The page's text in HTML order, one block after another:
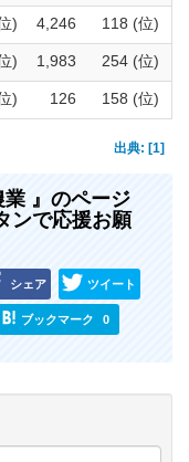
) 4,246 118 (位)
) 1,983 254 (位)
) 126 158 (位)
出典: [1]
』のページ
ンで応援お願
シェア ツイート
ブックマーク 0